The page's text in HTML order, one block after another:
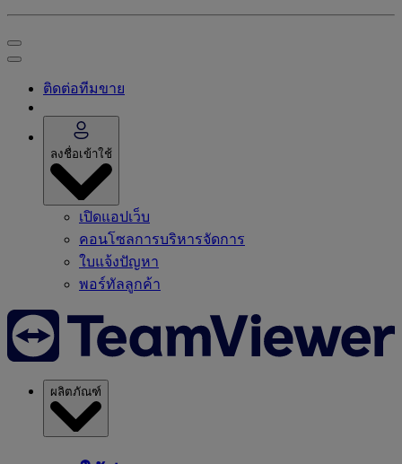
ติดต่อทีมขาย
ลงชื่อเข้าใช้
เปิดแอปเว็บ
คอนโซลการบริหารจัดการ
ใบแจ้งปัญหา
พอร์ทัลลูกค้า
ผลิตภัณฑ์